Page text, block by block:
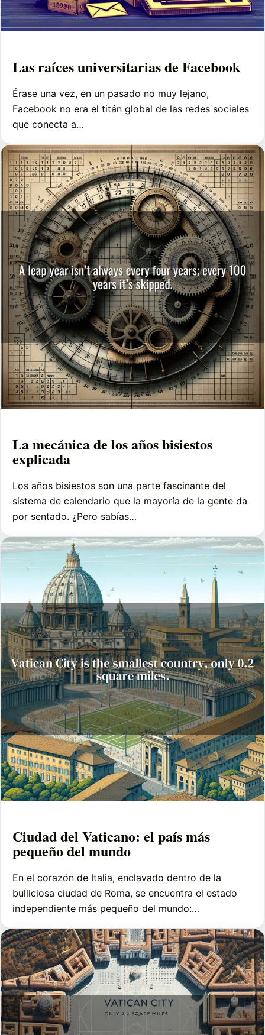
Las raíces universitarias de Facebook
Érase una vez, en un pasado no muy lejano,
Facebook no era el titán global de las redes sociales
que conecta a…
La mecánica de los años bisiestos
explicada
Los años bisiestos son una parte fascinante del
sistema de calendario que la mayoría de la gente da
por sentado. ¿Pero sabías…
Ciudad del Vaticano: el país más
pequeño del mundo
En el corazón de Italia, enclavado dentro de la
bulliciosa ciudad de Roma, se encuentra el estado
independiente más pequeño del mundo:…